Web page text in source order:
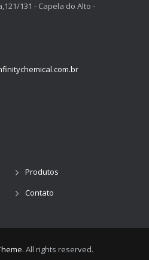
131 - Capela do Alto -
Produtos
Contato
. All rights reserved.